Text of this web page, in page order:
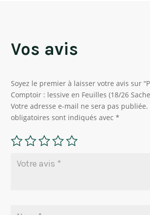
Vos avis
Soyez le premier à laisser votre avis sur
Comptoir : lessive en Feuilles (18/26
Votre adresse e-mail ne sera pas publiée.
obligatoires sont indiqués avec*